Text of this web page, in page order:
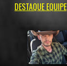
DESTAQUE EQUIPE